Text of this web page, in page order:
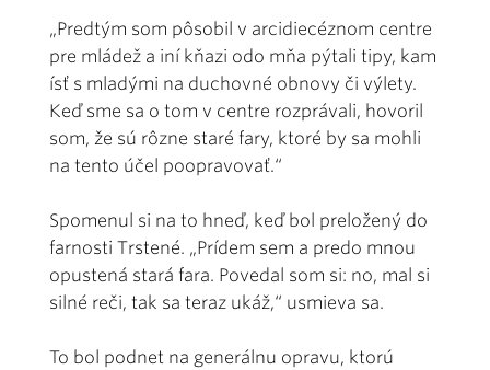
„Predtým som pôsobil v arcidiecéznom centre
pre mládež a iní kňazi odo mňa pýtali tipy, kam
ísť s mladými na duchovné obnovy či výlety.
Keď sme sa o tom v centre rozprávali, hovoril
som, že sú rôzne staré fary, ktoré by sa mohli
na tento účel poopravovať.“
Spomenul si na to hneď, keď bol preložený do
farnosti Trstené. „Prídem sem a predo mnou
opustená stará fara. Povedal som si: no, mal si
silné reči, tak sa teraz ukáž,“ usmieva sa.
To bol podnet na generálnu opravu, ktorú